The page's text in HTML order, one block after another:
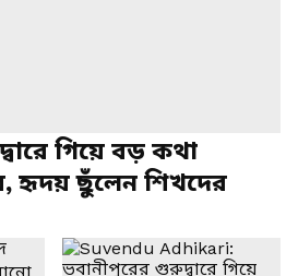
গিয়ে বড় কথা
হৃদয় ছুঁলেন শিখদের